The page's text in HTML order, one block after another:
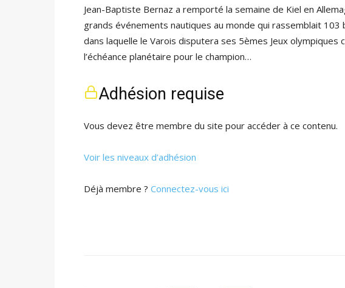
Jean-Baptiste Bernaz a remporté la semaine de Kiel en
grands événements nautiques au monde qui rassemblait 103
dans laquelle le Varois disputera ses 5èmes Jeux olympiques
l’échéance planétaire pour le champion…
Adhésion requise
Vous devez être membre du site pour accéder à ce contenu.
Voir les niveaux d’adhésion
Déjà membre ? Connectez-vous ici